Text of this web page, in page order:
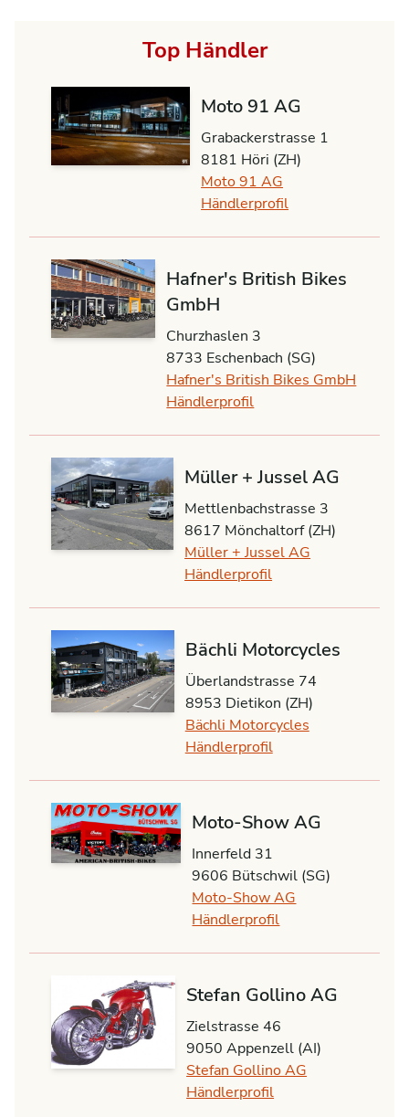
Top Händler
Moto 91 AG
Grabackerstrasse 1
8181 Höri (ZH)
Moto 91 AG
Händlerprofil
Hafner's British Bikes
GmbH
Churzhaslen 3
8733 Eschenbach (SG)
Hafner's British Bikes GmbH
Händlerprofil
Müller + Jussel AG
Mettlenbachstrasse 3
8617 Mönchaltorf (ZH)
Müller + Jussel AG
Händlerprofil
Bächli Motorcycles
Überlandstrasse 74
8953 Dietikon (ZH)
Bächli Motorcycles
Händlerprofil
Moto-Show AG
Innerfeld 31
9606 Bütschwil (SG)
Moto-Show AG
Händlerprofil
Stefan Gollino AG
Zielstrasse 46
9050 Appenzell (AI)
Stefan Gollino AG
Händlerprofil